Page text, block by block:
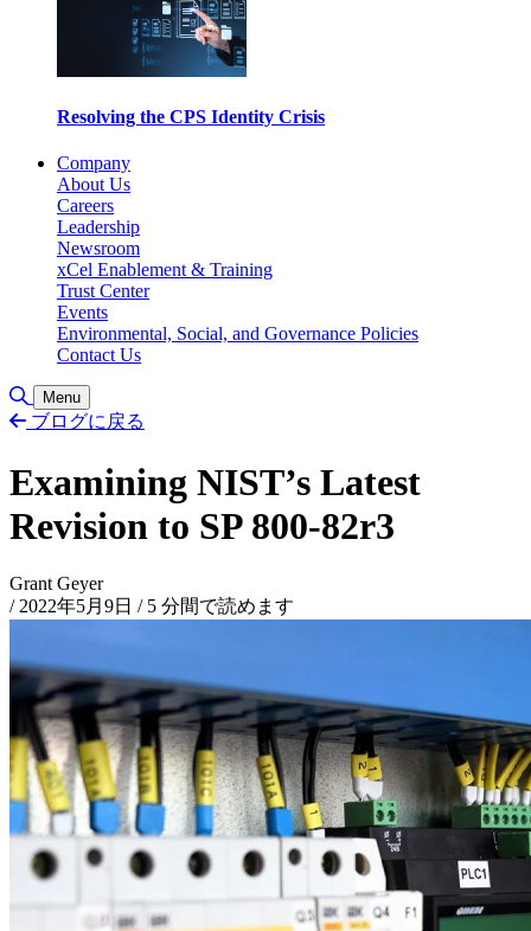
Resolving the CPS Identity Crisis
Company
About Us
Careers
Leadership
Newsroom
xCel Enablement & Training
Trust Center
Events
Environmental, Social, and Governance Policies
Contact Us
Toggle Search
Menu
ブログに戻る
Examining NIST’s Latest
Revision to SP 800-82r3
Grant Geyer
/ 2022年5月9日 /5 分間で読めます